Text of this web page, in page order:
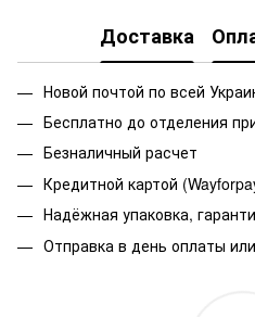
Доставка
Новой почтой по всей
Бесплатно до отделения
Безналичный расчет
Кредитной картой
Надёжная упаковка,
Отправка в день оплаты